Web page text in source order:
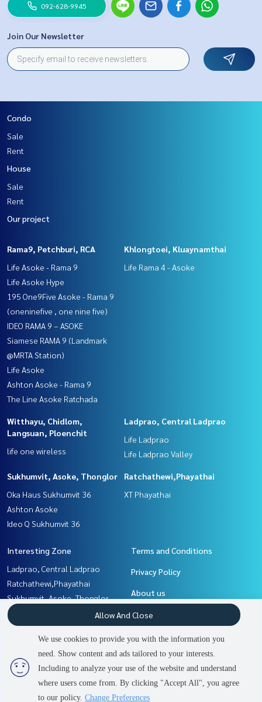
2 people are viewing
Contact us
092-628-9945
Join Our Newsletter
Condo
Sale
Rent
House
Sale
Rent
Our project
Rama9, Petchburi, RCA
Life Asoke - Rama 9
Life Asoke Hype
195 One9Five Asoke - Rama 9
(oneninefive , one nine five)
IDEO RAMA 9 – ASOKE
Siamese RAMA 9 (Landmark
@MRTA Station)
Life Asoke
Ashton Asoke - Rama 9
The Line Asoke Ratchada
Khlongtoei, Kluaynamthai
Life Rama 4 - Asoke
Witthayu, Chidlom,
Langsuan, Ploenchit
life one wireless
Ladprao, Central Ladprao
Life Ladprao
Life Ladprao Valley
Sukhumvit, Asoke, Thonglor
Oka Haus Sukhumvit 36
Ashton Asoke
Ideo Q Sukhumvit 36
Ratchathewi,Phayathai
XT Phayathai
Interesting Zone
Ladprao, Central Ladprao
Ratchathewi,Phayathai
Sukhumvit, Asoke, Thonglor
Witthayu, Chidlom, Langsuan,
Ploenchit
Khlongtoei, Kluaynamthai
Rama9, Petchburi, RCA
Terms and Conditions
Privacy Policy
About us
How to sale-rent
Contact
Power byLivinginsider.com
We use cookies to provide you with the information you
need. Show content and ads tailored to your interests.
Including to analyze your use of the website and understand
where users come from. By clicking "Accept All", you agree
to our policy. Change Preferences
Allow And Close